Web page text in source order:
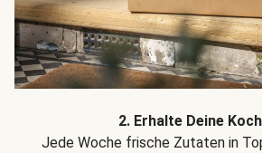
2. Erhalte Deine
Jede Woche frische Zutaten in